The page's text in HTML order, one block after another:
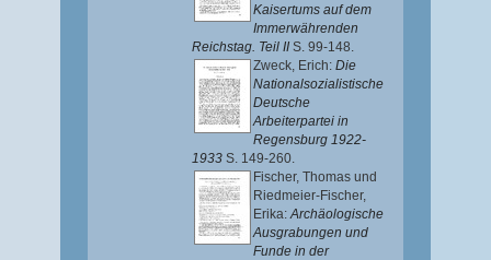
Kaisertums auf dem
Immerwährenden
Reichstag. Teil II S. 99-148.
Zweck, Erich: Die
Nationalsozialistische
Deutsche
Arbeiterpartei in
Regensburg 1922-
1933 S. 149-260.
Fischer, Thomas und
Riedmeier-Fischer,
Erika:Archäologische
Ausgrabungen und
Funde in der